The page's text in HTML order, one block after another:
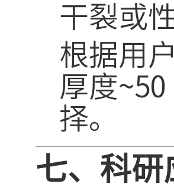
干裂或
根据用
厚度
择。
七、科研